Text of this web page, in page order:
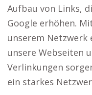
Aufbau von Links,
Google erhöhen.
unserem Netzwerk
unsere Webseiten
Verlinkungen
ein starkes